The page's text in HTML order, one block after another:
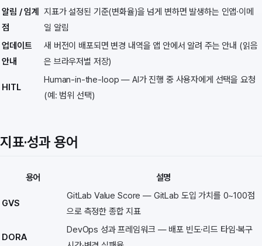
알림 / 임계
점
지표가 설정된 기준(변화율)을 넘게 변하면 발생하는 인앱·이메
일 알림
업데이트
안내
새 버전이 배포되면 변경 내역을 앱 안에서 알려 주는 안내 (읽음
은 브라우저별 저장)
HITL
Human-in-the-loop — AI가 진행 중 사용자에게 선택을 요청
(예: 범위 선택)
지표·성과 용어
용어 설명
GVS
GitLab Value Score — GitLab 도입 가치를 0~100점
으로 측정한 종합 지표
DORA
DevOps 성과 프레임워크 — 배포 빈도·리드 타임·복구